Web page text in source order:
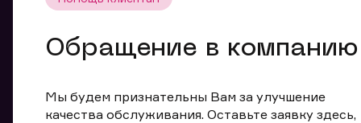
Обращение в компанию
Мы будем признательны Вам за улучшение
качества обслуживания. Оставьте заявку здесь,